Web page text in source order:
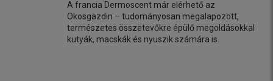
A francia Dermoscent már elérhető az
Okosgazdin – tudományosan megalapozott,
természetes összetevőkre épülő megoldásokkal
kutyák, macskák és nyuszik számára is.